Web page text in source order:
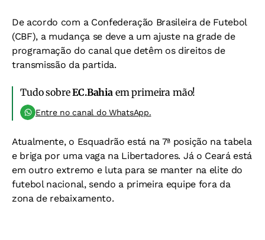
De acordo com a Confederação Brasileira de Futebol
(CBF), a mudança se deve a um ajuste na grade de
programação do canal que detêm os direitos de
transmissão da partida.
Tudo sobreEC.Bahiaem primeira mão!
Entre no canal do WhatsApp.
Atualmente, o Esquadrão está na 7ª posição na tabela
e briga por uma vaga na Libertadores. Já o Ceará está
em outro extremo e luta para se manter na elite do
futebol nacional, sendo a primeira equipe fora da
zona de rebaixamento.